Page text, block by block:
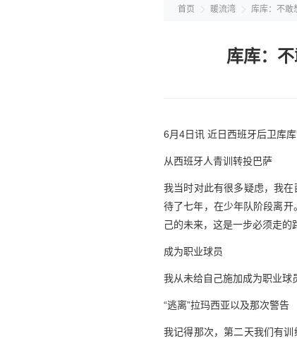
首页 暖流湾 库库：不敢
库库：
6月4日讯 近日西班牙后卫库
从西班牙人青训转投巴萨
我当时对此有很多疑虑，我
待了七年，在少年队阶段离
己的未来，这是一步必须走的
成为职业球员
我从未给自己施加成为职业球
“逃离”拉玛西亚以及那次警告
我记得那次，第二天我们有